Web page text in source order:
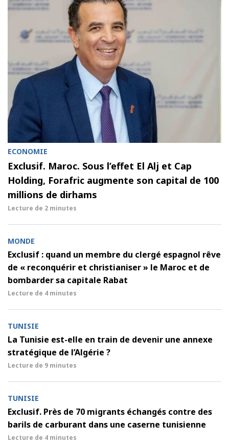
ECONOMIE
Exclusif. Maroc. Sous l’effet El Alj et Cap
Holding, Forafric augmente son capital de 100
millions de dirhams
Lecture de 2 minutes
MONDE
Exclusif : quand un membre du clergé espagnol rêve
de « reconquérir et christianiser » le Maroc et de
bombarder sa capitale Rabat
Lecture de 4 minutes
TUNISIE
La Tunisie est-elle en train de devenir une annexe
stratégique de l’Algérie ?
Lecture de 9 minutes
TUNISIE
Exclusif. Près de 70 migrants échangés contre des
barils de carburant dans une caserne tunisienne
Lecture de 4 minutes